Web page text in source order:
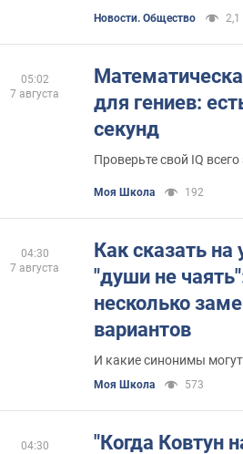
Новости. Общество 2,1
для гениев:
секунд
Проверьте свой IQ
Моя Школа 192
05:02
7 августа
Как сказать на
"души не
несколько
вариантов
И какие синонимы
Моя Школа 573
04:30
7 августа
"Когда Ковтун
04:30